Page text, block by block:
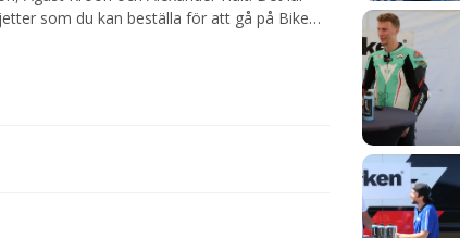
superbike
som du kan beställa för att gå på Bike